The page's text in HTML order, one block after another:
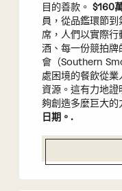
目的善款。 $160
員，從品鑑環節
席，人們以實際
酒、每一份競拍
會（Southern
處困境的餐飲從
資源。這有力地
夠創造多麼巨大的
日期。.